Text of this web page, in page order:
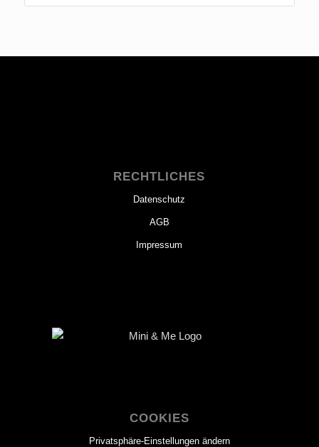
RECHTLICHES
Datenschutz
AGB
Impressum
COOKIES
Privatsphäre-Einstellungen ändern